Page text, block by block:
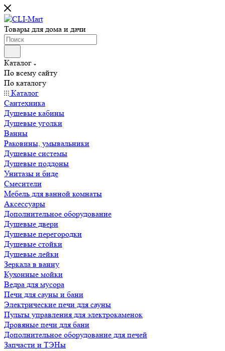
Товары для дома и дачи
Каталог
По всему сайту
По каталогу
Каталог
Сантехника
Душевые кабины
Душевые уголки
Ванны
Раковины, умывальники
Душевые системы
Душевые поддоны
Унитазы и биде
Смесители
Мебель для ванной комнаты
Аксессуары
Дополнительное оборудование
Душевые двери
Душевые перегородки
Душевые стойки
Душевые лейки
Зеркала в ванну
Кухонные мойки
Ведра для мусора
Печи для сауны и бани
Электрические печи для сауны
Пульты управления для электрокаменок
Дровяные печи для бани
Дополнительное оборудование для печей
Запчасти и ТЭНы